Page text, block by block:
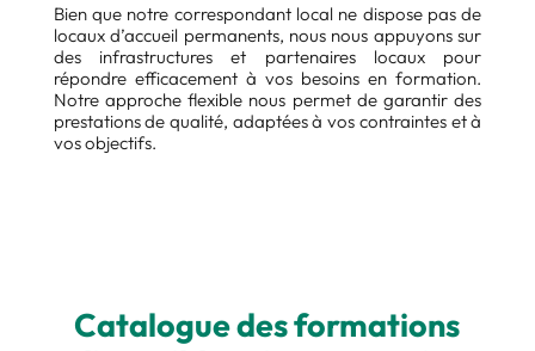
Bien que notre correspondant local ne dispose pas de
locaux d’accueil permanents, nous nous appuyons sur
des infrastructures et partenaires locaux pour
répondre efficacement à vos besoins en formation.
Notre approche flexible nous permet de garantir des
prestations de qualité, adaptées à vos contraintes et à
vos objectifs.
Catalogue des formations